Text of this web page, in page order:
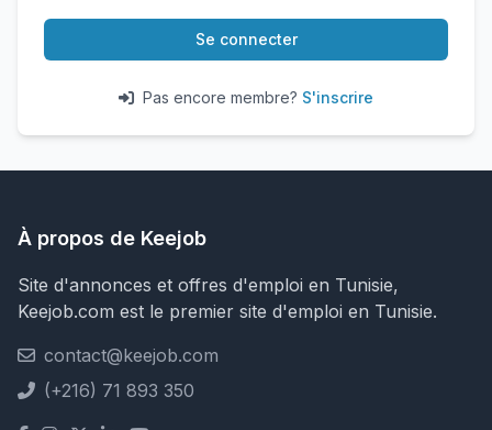
Se connecter
Pas encore membre? S'inscrire
À propos de Keejob
Site d'annonces et offres d'emploi en Tunisie,
Keejob.com est le premier site d'emploi en Tunisie.
contact@keejob.com
(+216) 71 893 350